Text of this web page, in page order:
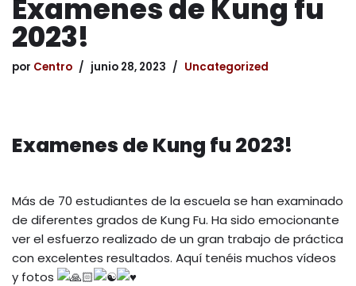
Examenes de Kung fu
2023!
por Centro junio 28, 2023 Uncategorized
Examenes de Kung fu 2023!
Más de 70 estudiantes de la escuela se han examinado
de diferentes grados de Kung Fu. Ha sido emocionante
ver el esfuerzo realizado de un gran trabajo de práctica
con excelentes resultados. Aquí tenéis muchos vídeos
y fotos